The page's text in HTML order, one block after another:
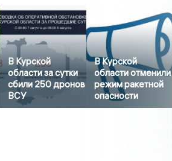
В Курской
области за сутки
сбили 250 дронов
ВСУ
В Курской
области отменили
режим ракетной
опасности